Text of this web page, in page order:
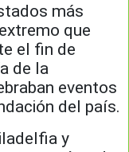
más
que
el fin de
de la
eventos
del país.
y